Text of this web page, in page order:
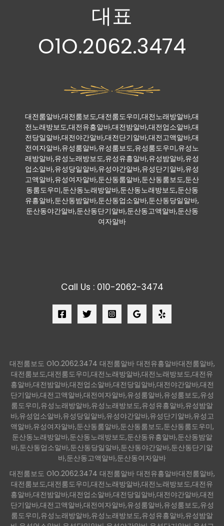
대표
O1O.2062.3474
대전룸알바,대전룸보도,대전룸도우미,대전노래방알바,대
전노래방보도,대전유흥알바,대전밤알바,대전업소알바,대
전당일알바,대전야간알바,대전단기알바,대전고액알바,대
전여자알바,유성룸알바,유성룸보도,유성룸도우미,유성노
래방알바,유성노래방보도,유성유흥알바,유성밤알바,유성
업소알바,유성당일알바,유성야간알바,유성단기알바,유성
고액알바,유성여자알바,둔산동룸알바,둔산동룸보도,둔산
동룸도우미,둔산동노래방알바,둔산동노래방보도,둔산동
유흥알바,둔산동밤알바,둔산동업소알바,둔산동당일알바,
둔산동야간알바,둔산동단기알바,둔산동고액알바,둔산동
여자알바
Call Us : 010-2062-3474
대전룸보도 O1O.2062.3474 대전룸알바 대전유흥알바대전룸알바,
대전룸보도,대전룸도우미,대전노래방알바,대전노래방보도,대전유
흥알바,대전밤알바,대전업소알바,대전당일알바,대전야간알바,대전
단기알바,대전고액알바,대전여자알바,유성룸알바,유성룸보도,유성
룸도우미,유성노래방알바,유성노래방보도,유성유흥알바,유성밤알
바,유성업소알바,유성당일알바,유성야간알바,유성단기알바,유성고
액알바,유성여자알바,둔산동룸알바,둔산동룸보도,둔산동룸도우미,
둔산동노래방알바,둔산동노래방보도,둔산동유흥알바,둔산동밤알
바,둔산동업소알바,둔산동당일알바,둔산동야간알바,둔산동단기알
바,둔산동고액알바,둔산동여자알바
대전룸보도 O1O.2062.3474 대전룸알바 대전유흥알바대전룸알바,
대전룸보도,대전룸도우미,대전노래방알바,대전노래방보도,대전유
흥알바,대전밤알바,대전업소알바,대전당일알바,대전야간알바,대전
단기알바,대전고액알바,대전여자알바,유성룸알바,유성룸보도,유성
룸도우미,유성노래방알바,유성노래방보도,유성유흥알바,유성밤알